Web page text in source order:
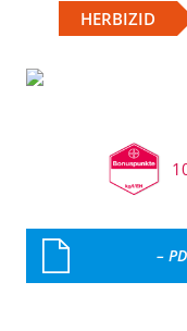
HERBIZID
–